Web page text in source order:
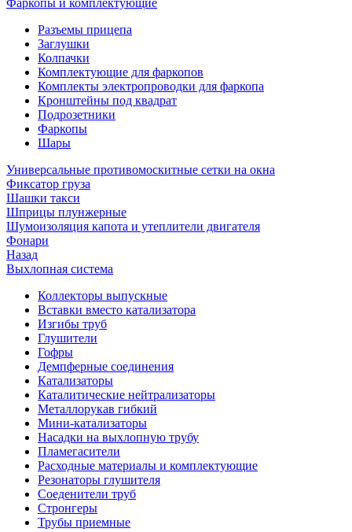
Фаркопы и комплектующие
Разъемы прицепа
Заглушки
Колпачки
Комплектующие для фаркопов
Комплекты электропроводки для фаркопа
Кронштейны под квадрат
Подрозетники
Фаркопы
Шары
Универсальные противомоскитные сетки на окна
Фиксатор груза
Шашки такси
Шприцы плунжерные
Шумоизоляция капота и утеплители двигателя
Фонари
Назад
Выхлопная система
Коллекторы выпускные
Вставки вместо катализатора
Изгибы труб
Глушители
Гофры
Демпферные соединения
Катализаторы
Каталитические нейтрализаторы
Металлорукав гибкий
Мини-катализаторы
Насадки на выхлопную трубу
Пламегасители
Расходные материалы и комплектующие
Резонаторы глушителя
Соеденители труб
Стронгеры
Трубы приемные